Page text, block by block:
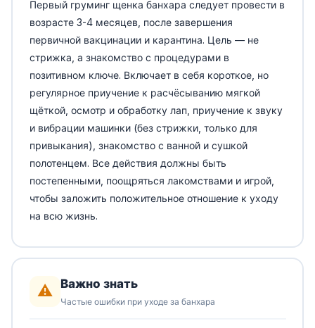
Первый груминг щенка банхара следует провести в
возрасте 3-4 месяцев, после завершения
первичной вакцинации и карантина. Цель — не
стрижка, а знакомство с процедурами в
позитивном ключе. Включает в себя короткое, но
регулярное приучение к расчёсыванию мягкой
щёткой, осмотр и обработку лап, приучение к звуку
и вибрации машинки (без стрижки, только для
привыкания), знакомство с ванной и сушкой
полотенцем. Все действия должны быть
постепенными, поощряться лакомствами и игрой,
чтобы заложить положительное отношение к уходу
на всю жизнь.
⚠️ Важно знать
Частые ошибки при уходе за банхара